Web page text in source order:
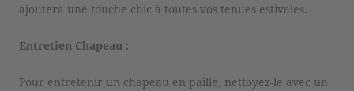
ajoutera une touche chic à toutes vos tenues estivales.
Entretien Chapeau :
Pour entretenir un chapeau en paille, nettoyez-le avec un